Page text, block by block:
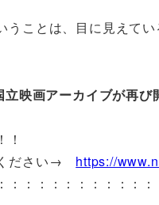
ことは、目に見えて
映画アーカイブが再び
ださい→ https://
：：：：：：：：：：：